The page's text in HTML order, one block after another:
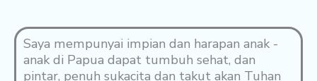
Saya mempunyai impian dan harapan anak -
anak di Papua dapat tumbuh sehat, dan
pintar, penuh sukacita dan takut akan Tuhan